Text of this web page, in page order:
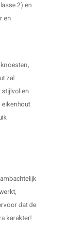
2) en
en
zal
en
dat de
karakter!